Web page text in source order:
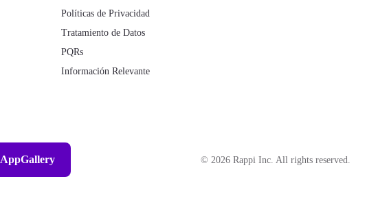
Políticas de Privacidad
Tratamiento de Datos
PQRs
Información Relevante
AppGallery
© 2026Rappi Inc. All rights reserved.